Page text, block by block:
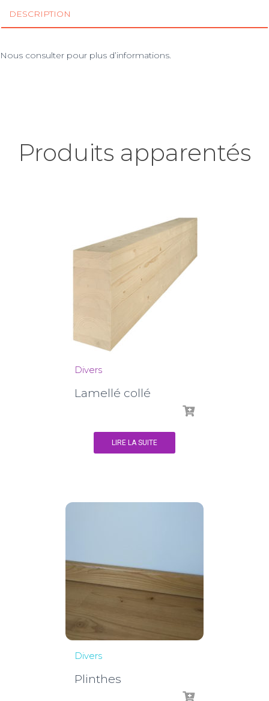
DESCRIPTION
Nous consulter pour plus d’informations.
Produits apparentés
Divers
Lamellé collé
LIRE LA SUITE
Divers
Plinthes